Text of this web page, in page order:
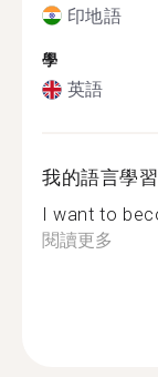
印地語
學
英語
我的語言學
I want to
閱讀更多